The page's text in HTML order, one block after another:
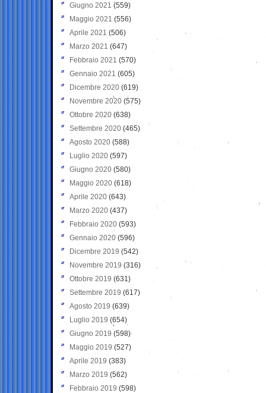
Giugno 2021(559)
Maggio 2021 (556)
Aprile 2021 (506)
Marzo 2021 (647)
Febbraio 2021 (570)
Gennaio 2021 (605)
Dicembre 2020 (619)
Novembre 2020 (575)
Ottobre 2020 (638)
Settembre 2020(465)
Agosto 2020 (588)
Luglio 2020 (597)
Giugno 2020 (580)
Maggio 2020 (618)
Aprile 2020 (643)
Marzo 2020 (437)
Febbraio 2020 (593)
Gennaio 2020 (596)
Dicembre 2019 (542)
Novembre 2019 (316)
Ottobre 2019 (631)
Settembre 2019 (617)
Agosto 2019 (639)
Luglio 2019 (654)
Giugno 2019 (598)
Maggio 2019 (527)
Aprile 2019 (383)
Marzo 2019 (562)
Febbraio 2019 (598)